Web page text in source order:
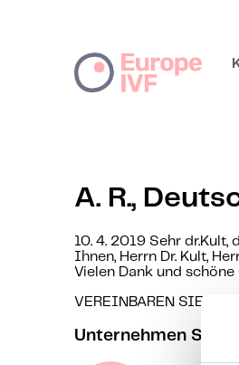
A. R.,
10. 4. 2019 Sehr
Ihnen, Herrn Dr. Kult,
Vielen Dank und
VEREINBAREN SIE
Unternehmen Sie